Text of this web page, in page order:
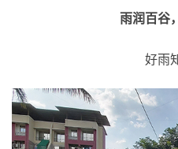
雨润百谷
好雨